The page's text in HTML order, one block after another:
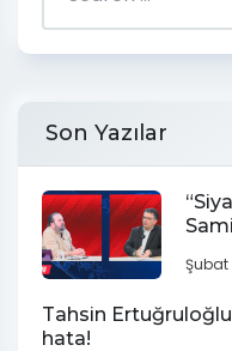
Son Yazılar
Şubat
Tahsin
hata!